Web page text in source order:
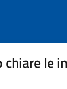
chiare le